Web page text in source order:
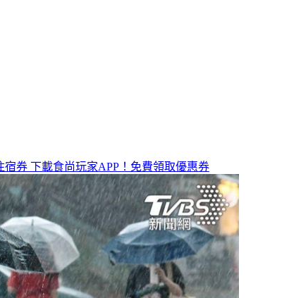
宿券 下載食尚玩家APP！免費領取優惠券